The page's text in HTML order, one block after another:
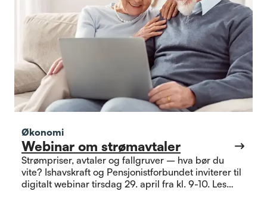
Økonomi
Webinar om strømavtaler
Strømpriser, avtaler og fallgruver – hva bør du
vite? Ishavskraft og Pensjonistforbundet inviterer til
digitalt webinar tirsdag 29. april fra kl. 9-10. Les